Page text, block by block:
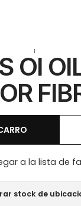
|
OI
a la lista de
stock de